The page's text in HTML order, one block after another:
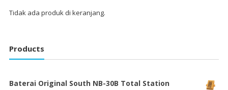
Tidak ada produk di keranjang.
Products
Baterai Original South NB-30B Total Station